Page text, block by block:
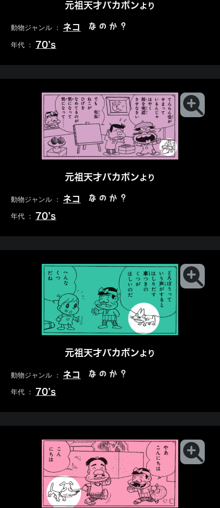
元祖天才バカボンより
動物ジャンル ： ネコ なのか？
年代 ： 70’s
元祖天才バカボンより
動物ジャンル ： ネコ なのか？
年代 ： 70’s
元祖天才バカボンより
動物ジャンル ： ネコ なのか？
年代 ： 70’s